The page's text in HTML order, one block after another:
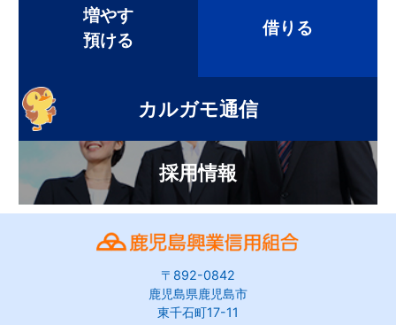
増やす
預ける
借りる
カルガモ通信
採用情報
〒892-0842
鹿児島県鹿児島市
東千石町17-11